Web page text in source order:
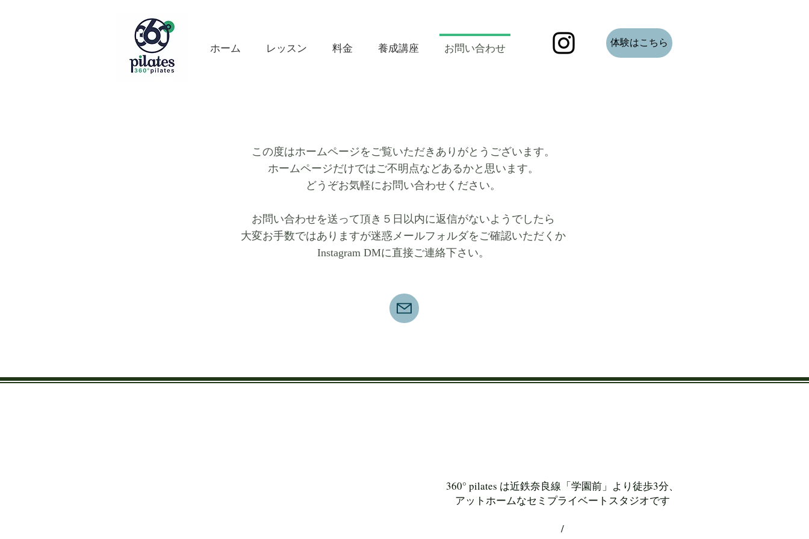
ホーム レッスン 料金 養成講座 お問い合わせ 体験はこちら
この度はホームページをご覧いただきありがとうございます。
ホームページだけではご不明点などあるかと思います。
どうぞお気軽にお問い合わせください。
お問い合わせを送って頂き５日以内に返信がないようでしたら
大変お手数ではありますが迷惑メールフォルダをご確認いただくか
Instagram DMに直接ご連絡下さい。
360° pilates は近鉄奈良線「学園前」より徒歩3分、
アットホームなセミプライベートスタジオです
/